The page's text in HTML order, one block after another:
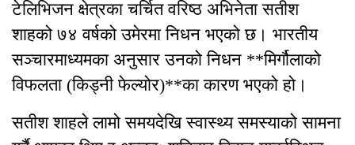
टेलिभिजन क्षेत्रका चर्चित वरिष्ठ अभिनेता सतीश
शाहको ७४ वर्षको उमेरमा निधन भएको छ। भारतीय
सञ्चारमाध्यमका अनुसार उनको निधन **मिर्गौलाको
विफलता (किड्नी फेल्योर)**का कारण भएको हो।
सतीश शाहले लामो समयदेखि स्वास्थ्य समस्याको सामना